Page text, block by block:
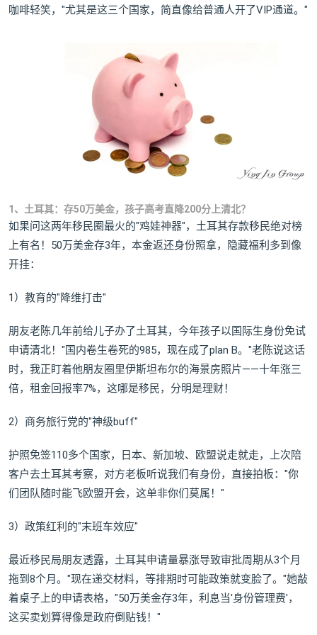
咖啡轻笑，"尤其是这三个国家，简直像给普通人开了VIP通道。"
1、土耳其：存50万美金，孩子高考直降200分上清北？
如果问这两年移民圈最火的"鸡娃神器"，土耳其存款移民绝对榜
上有名！50万美金存3年，本金返还身份照拿，隐藏福利多到像
开挂：
1）教育的"降维打击"
朋友老陈几年前给儿子办了土耳其，今年孩子以国际生身份免试
申请清北！"国内卷生卷死的985，现在成了plan B。"老陈说这话
时，我正盯着他朋友圈里伊斯坦布尔的海景房照片——十年涨三
倍，租金回报率7%，这哪是移民，分明是理财！
2）商务旅行党的"神级buff"
护照免签110多个国家，日本、新加坡、欧盟说走就走，上次陪
客户去土耳其考察，对方老板听说我们有身份，直接拍板："你
们团队随时能飞欧盟开会，这单非你们莫属！"
3）政策红利的"末班车效应"
最近移民局朋友透露，土耳其申请量暴涨导致审批周期从3个月
拖到8个月。"现在递交材料，等排期时可能政策就变脸了。"她敲
着桌子上的申请表格，"50万美金存3年，利息当'身份管理费'，
这买卖划算得像是政府倒贴钱！"